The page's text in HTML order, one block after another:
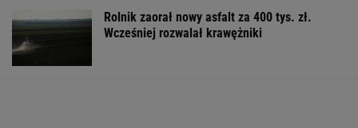
Rolnik zaorał nowy asfalt za 400 tys. zł.
Wcześniej rozwalał krawężniki